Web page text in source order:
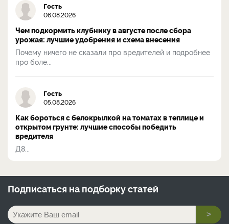
Гость
06.08.2026
Чем подкормить клубнику в августе после сбора
урожая: лучшие удобрения и схема внесения
Почему ничего не сказали про вредителей и подробнее
про боле...
Гость
05.08.2026
Как бороться с белокрылкой на томатах в теплице и
открытом грунте: лучшие способы победить
вредителя
Д8...
Подписаться на подборку статей
>